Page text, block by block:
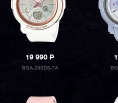
19 990P
BGA-290DS-7A